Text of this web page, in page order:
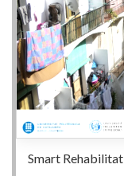
Smart